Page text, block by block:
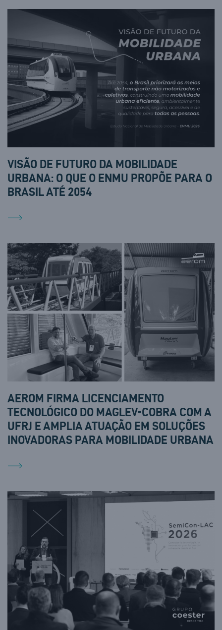
VISÃO DE FUTURO DA MOBILIDADE
URBANA: O QUE O ENMU PROPÕE PARA O
BRASIL ATÉ 2054
AEROM FIRMA LICENCIAMENTO
TECNOLÓGICO DO MAGLEV-COBRA COM A
UFRJ E AMPLIA ATUAÇÃO EM SOLUÇÕES
INOVADORAS PARA MOBILIDADE URBANA